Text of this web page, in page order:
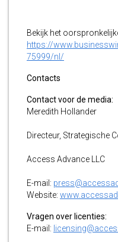
Bekijk het
https://
75999/nl/
Contacts
Contact voor de media:
Meredith Hollander
Directeur, Strategische
Access Advance LLC
E-mail:
Website:
Vragen over licenties:
E-mail: